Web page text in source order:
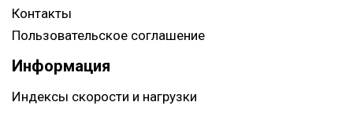
Контакты
Пользовательское соглашение
Информация
Индексы скорости и нагрузки